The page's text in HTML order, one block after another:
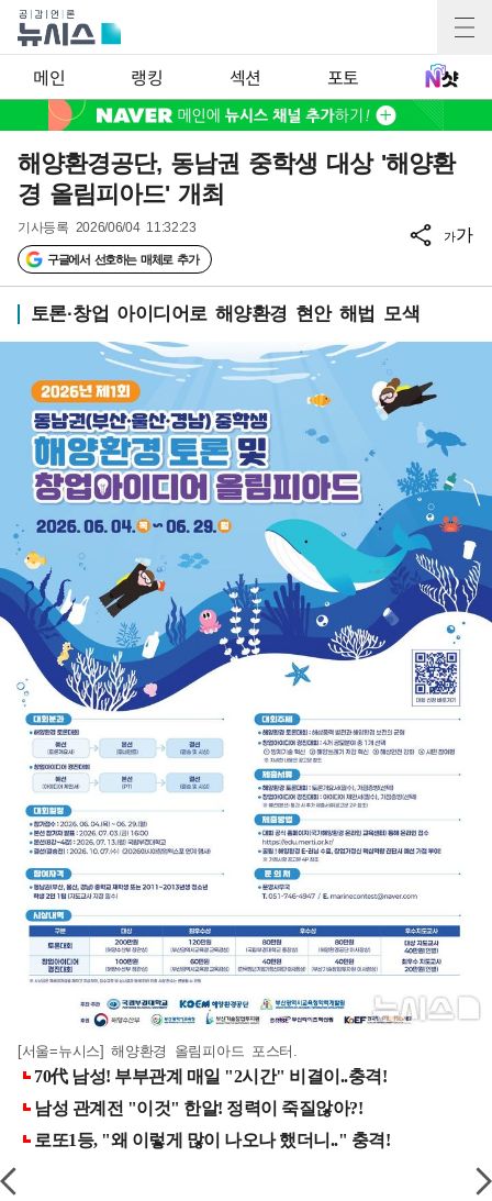
메인 랭킹 섹션 포토
해양환경공단, 동남권 중학생 대상 '해양환
경 올림피아드' 개최
기사등록 2026/06/04 11:32:23
구글에서 선호하는 매체로 추가
가가
토론·창업 아이디어로 해양환경 현안 해법 모색
[서울=뉴시스] 해양환경 올림피아드 포스터.